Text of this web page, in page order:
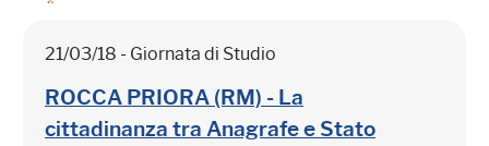
21/03/18 - Giornata di Studio
ROCCA PRIORA (RM) - La
cittadinanza tra Anagrafe e Stato